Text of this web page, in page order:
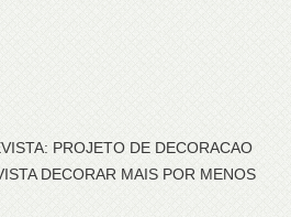
PROJETO DE DECORACAO
DECORAR MAIS POR MENOS